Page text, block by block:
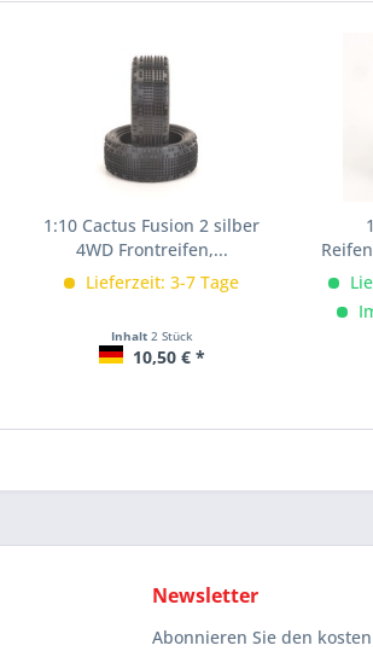
1:10 Cactus Fusion 2 silber
4WD Frontreifen,...
Lieferzeit: 3-7 Tage
Inhalt 2 Stück
10,50 € *
Newsletter
Abonnieren Sie den